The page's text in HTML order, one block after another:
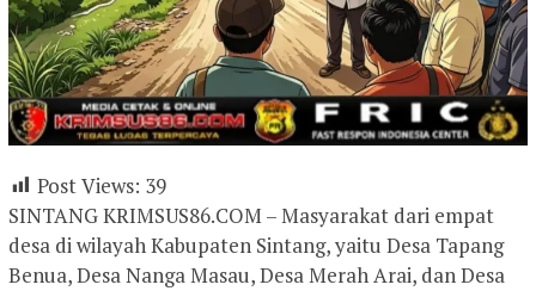
Post Views: 39
SINTANG KRIMSUS86.COM – Masyarakat dari empat
desa di wilayah Kabupaten Sintang, yaitu Desa Tapang
Benua, Desa Nanga Masau, Desa Merah Arai, dan Desa